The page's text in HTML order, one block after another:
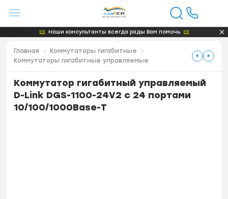
Наши консультанты всегда рады Вам помочь
Главная
Коммутаторы гигабитные
Коммутаторы гигабитные управляемые
Коммутатор гигабитный управляемый
D-Link DGS-1100-24V2 с 24 портами
10/100/1000Base-T